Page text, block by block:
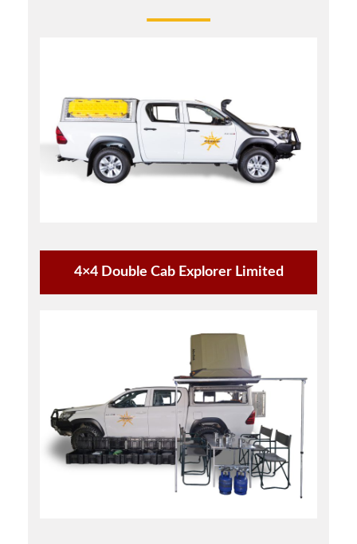
4×4 Double Cab Explorer Limited